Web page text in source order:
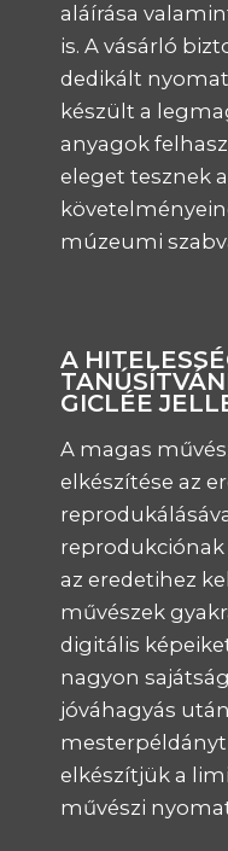
aláírása
is. A vásárló
dedikált
készült a
anyagok
eleget tesznek
múzeumi
A
GICLÉE
A magas
elkészítése az
az eredetihez
művészek
digitális
nagyon
jóváhagyás
elkészítjük a
művészi